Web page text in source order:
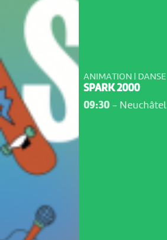
ANIMATION | DANSE
SPARK 2000
09:30- Neuchâtel